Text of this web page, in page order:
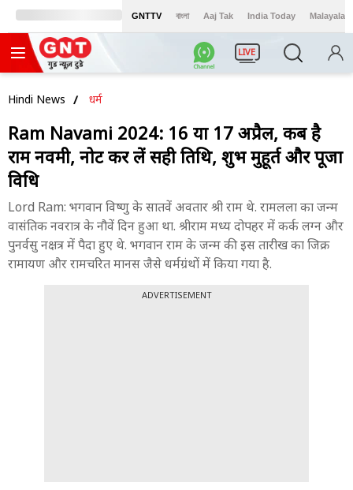
GNTTV বাংলা Aaj Tak India Today Malayalam
LIVE
Hindi News धर्म
Ram Navami 2024: 16 या 17 अप्रैल, कब है
राम नवमी, नोट कर लें सही तिथि, शुभ मुहूर्त और पूजा
विधि
Lord Ram: भगवान विष्णु के सातवें अवतार श्री राम थे. रामलला का जन्म
वासंतिक नवरात्र के नौवें दिन हुआ था. श्रीराम मध्य दोपहर में कर्क लग्न और
पुनर्वसु नक्षत्र में पैदा हुए थे. भगवान राम के जन्म की इस तारीख का जिक्र
रामायण और रामचरित मानस जैसे धर्मग्रंथों में किया गया है.
ADVERTISEMENT